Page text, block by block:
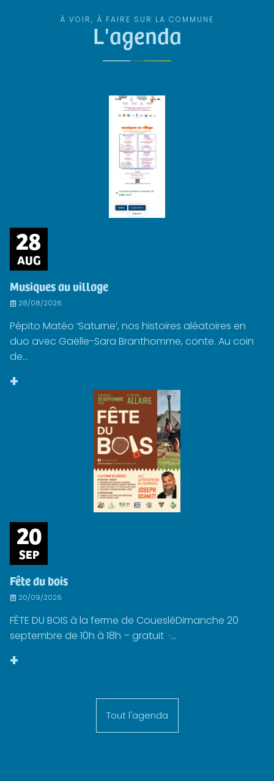
À VOIR, À FAIRE SUR LA COMMUNE
L'agenda
28
AUG
Musiques au village
28/08/2026
Pépito Matéo ‘Saturne’, nos histoires aléatoires en
duo avec Gaëlle-Sara Branthomme, conte. Au coin
de...
+
20
SEP
Fête du bois
20/09/2026
FÊTE DU BOIS à la ferme de CouesléDimanche 20
septembre de 10h à 18h – gratuit ·...
+
Tout l'agenda